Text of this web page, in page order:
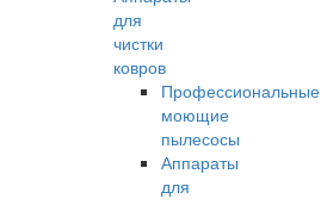
для
чистки
ковров
Профессиональные
моющие
пылесосы
Аппараты
для